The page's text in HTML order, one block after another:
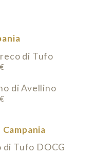
di Tufo
€
di Avellino
€
Campania
di Tufo DOCG